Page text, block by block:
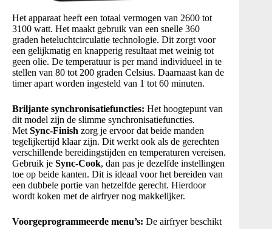
Het apparaat heeft een totaal vermogen van 2600 tot
3100 watt. Het maakt gebruik van een snelle 360
graden heteluchtcirculatie technologie. Dit zorgt voor
een gelijkmatig en knapperig resultaat met weinig tot
geen olie. De temperatuur is per mand individueel in te
stellen van 80 tot 200 graden Celsius. Daarnaast kan de
timer apart worden ingesteld van 1 tot 60 minuten.
Briljante synchronisatiefuncties: Het hoogtepunt van
dit model zijn de slimme synchronisatiefuncties.
Met Sync-Finish zorg je ervoor dat beide manden
tegelijkertijd klaar zijn. Dit werkt ook als de gerechten
verschillende bereidingstijden en temperaturen vereisen.
Gebruik je Sync-Cook, dan pas je dezelfde instellingen
toe op beide kanten. Dit is ideaal voor het bereiden van
een dubbele portie van hetzelfde gerecht. Hierdoor
wordt koken met de airfryer nog makkelijker.
Voorgeprogrammeerde menu’s: De airfryer beschikt